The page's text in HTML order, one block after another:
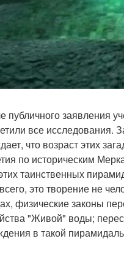
публичного заявления
все исследования.
что возраст этих
по историческим
таинственных
это творение не
физические законы
"Живой" воды;
в такой